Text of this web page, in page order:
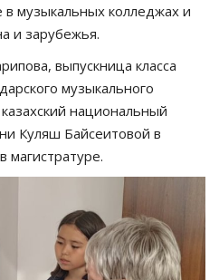
музыкальных колледжах и
и зарубежья.
выпускница класса
музыкального
национальный
Куляш Байсеитовой в
магистратуре.